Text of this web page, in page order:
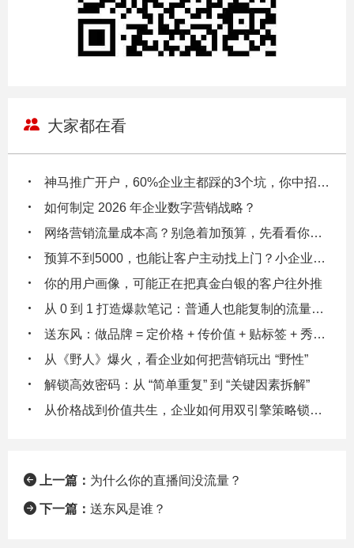
大家都在看
神马推广开户，60%企业主都踩的3个坑，你中招了吗？
如何制定 2026 年企业数字营销战略？
网络营销流量成本高？别急着加预算，先看看你的数据漏斗在漏多少钱！
预算不到5000，也能让客户主动找上门？小企业主都在偷偷用的3个低成本引流逻辑
你的用户画像，可能正在把真金白银的客户往外推
从 0 到 1 打造爆款笔记：普通人也能复制的流量密码
送东风：做品牌 = 定价格 + 传价值 + 贴标签 + 秀实力 + 给体验
从《野人》爆火，看企业如何把营销玩出 “野性”
解锁高效密码：从 “简单重复” 到 “关键因素拆解”
从价格战到价值共生，企业如何用双引擎策略锁定客户终身价值
上一篇： 为什么你的直播间没流量？
下一篇： 送东风是谁？